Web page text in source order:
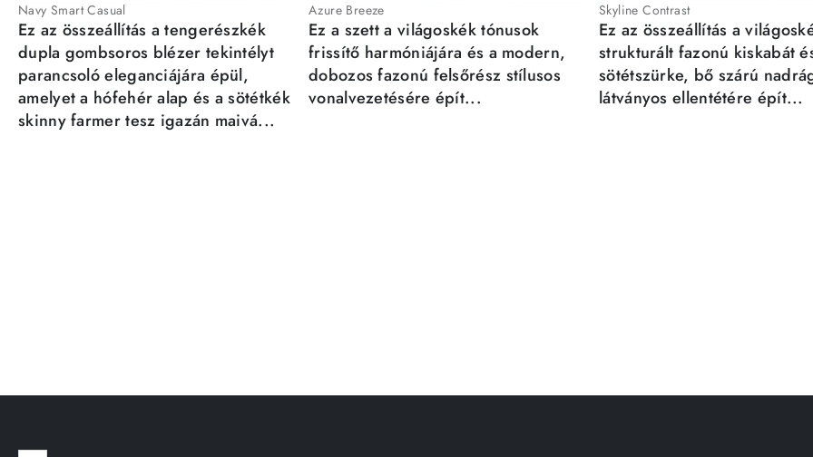
Navy Smart Casual
Ez az összeállítás a tengerészkék
dupla gombsoros blézer tekintélyt
parancsoló eleganciájára épül,
amelyet a hófehér alap és a sötétkék
skinny farmer tesz igazán maivá...
Azure Breeze
Ez a szett a világoskék tónusok
frissítő harmóniájára és a modern,
dobozos fazonú felsőrész stílusos
vonalvezetésére épít...
Skyline Contrast
Ez az összeállítás a
strukturált fazonú kiskabát
sötétszürke, bő szárú
látványos ellentétére épít...